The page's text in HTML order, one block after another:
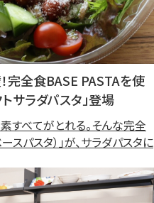
完全食BASE PASTAを使
サラダパスタ」登場
すべてがとれる。そんな完全
スパスタ）」が、サラダパスタに